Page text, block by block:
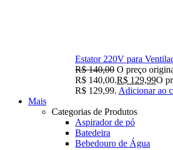
Estator 220V para
R$140,00 O preço
R$ 140,00.R$ 129,99O
R$ 129,99. Adicionar ao
Mais
Categorias de Produtos
Aspirador de pó
Batedeira
Bebedouro de Água